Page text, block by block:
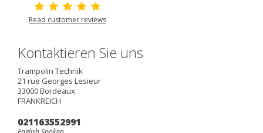
Read customer reviews
Kontaktieren Sie uns
Trampolin Technik
21 rue Georges Lesieur
33000Bordeaux
FRANKREICH
021163552991